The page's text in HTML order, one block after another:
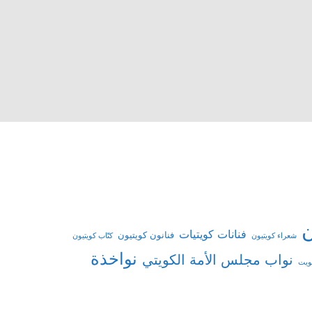
شعراء كويتيون فنانات كويتيات فنانون كويتيون كتّاب كويتيون
نواب مجلس الأمة الكويتي نواخذة